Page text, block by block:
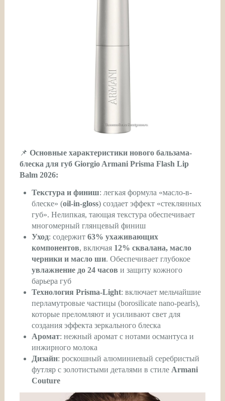
📌 Основные характеристики нового бальзама-
блеска для губ Giorgio Armani Prisma Flash Lip
Balm 2026:
Текстура и финиш: легкая формула «масло-в-
блеске» (oil-in-gloss) создает эффект «стеклянных
губ». Нелипкая, тающая текстура обеспечивает
многомерный глянцевый финиш
Уход: содержит 63% ухаживающих
компонентов, включая 12% сквалана, масло
черники и масло ши. Обеспечивает глубокое
увлажнение до 24 часов и защиту кожного
барьера губ
Технология Prisma-Light: включает мельчайшие
перламутровые частицы (borosilicate nano-pearls),
которые преломляют и усиливают свет для
создания эффекта зеркального блеска
Аромат: нежный аромат с нотами османтуса и
инжирного молока
Дизайн: роскошный алюминиевый серебристый
футляр с золотистыми деталями в стиле Armani
Couture